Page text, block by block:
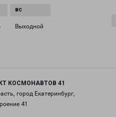
Выходной
КОСМОНАВТОВ 41
город Екатеринбург,
41